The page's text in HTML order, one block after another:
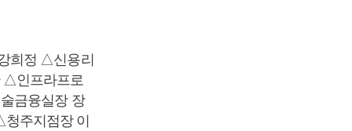
희정 △신용리
△인프라프로
금융실장 장
주지점장 이